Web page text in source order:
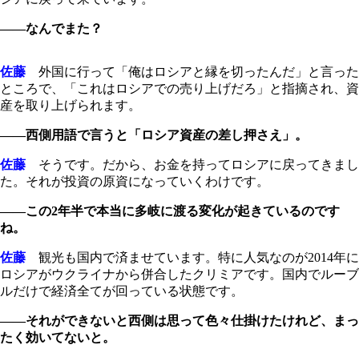
――なんでまた？
佐藤 外国に行って「俺はロシアと縁を切ったんだ」と言った
ところで、「これはロシアでの売り上げだろ」と指摘され、資
産を取り上げられます。
――西側用語で言うと「ロシア資産の差し押さえ」。
佐藤 そうです。だから、お金を持ってロシアに戻ってきまし
た。それが投資の原資になっていくわけです。
――この2年半で本当に多岐に渡る変化が起きているのです
ね。
佐藤 観光も国内で済ませています。特に人気なのが2014年に
ロシアがウクライナから併合したクリミアです。国内でルーブ
ルだけで経済全てが回っている状態です。
――それができないと西側は思って色々仕掛けたけれど、まっ
たく効いてないと。